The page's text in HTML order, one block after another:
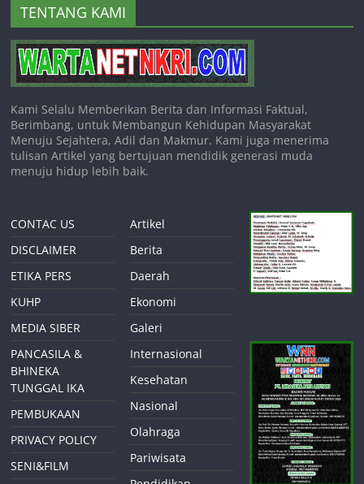
TENTANG KAMI
Kami Selalu Memberikan Berita dan Informasi Faktual,
Berimbang, untuk Membangun Kehidupan Masyarakat
Menuju Sejahtera, Adil dan Makmur. Kami juga menerima
tulisan Artikel yang bertujuan mendidik generasi muda
menuju hidup lebih baik.
CONTAC US
DISCLAIMER
ETIKA PERS
KUHP
MEDIA SIBER
PANCASILA &
BHINEKA
TUNGGAL IKA
PEMBUKAAN
PRIVACY POLICY
SENI&FILM
Artikel
Berita
Daerah
Ekonomi
Galeri
Internasional
Kesehatan
Nasional
Olahraga
Pariwisata